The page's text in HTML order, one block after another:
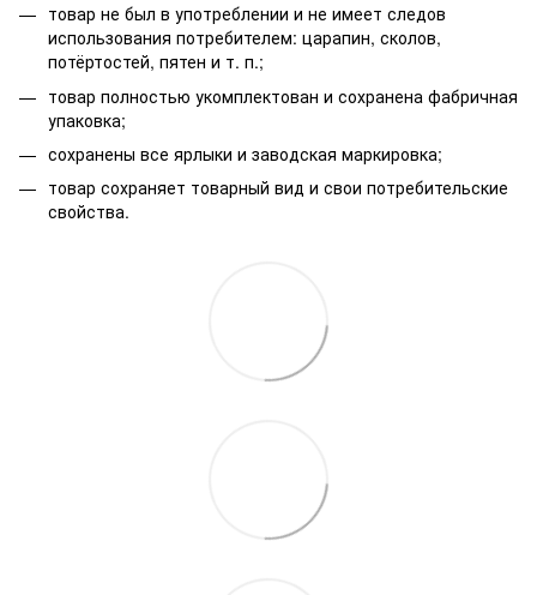
товар не был в употреблении и не имеет следов
использования потребителем: царапин, сколов,
потёртостей, пятен и т. п.;
товар полностью укомплектован и сохранена фабричная
упаковка;
сохранены все ярлыки и заводская маркировка;
товар сохраняет товарный вид и свои потребительские
свойства.